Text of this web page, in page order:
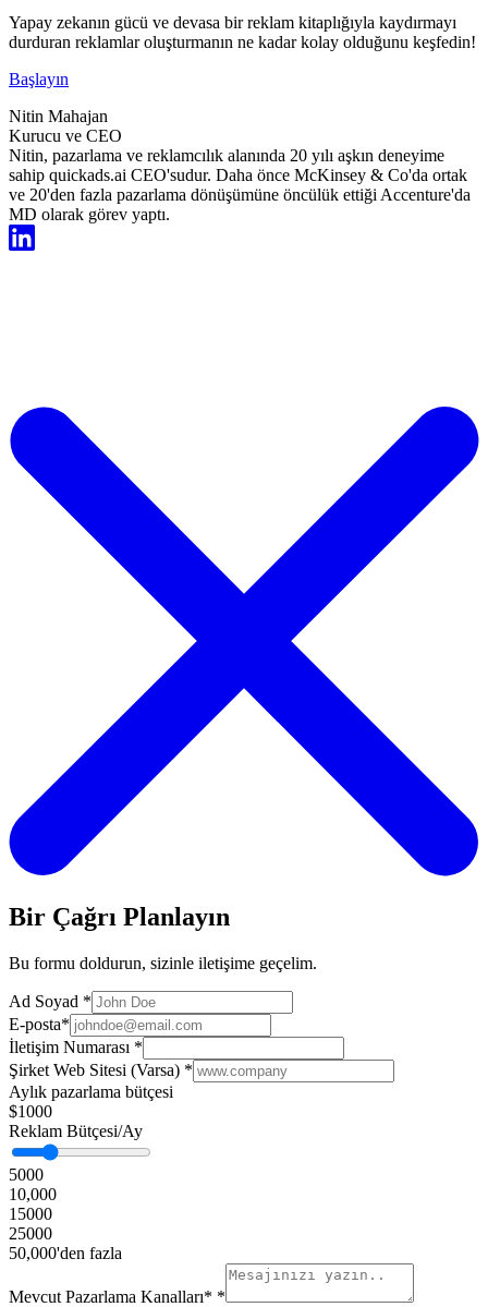
Yapay zekanın gücü ve devasa bir reklam kitaplığıyla kaydırmayı
durduran reklamlar oluşturmanın ne kadar kolay olduğunu keşfedin!
Başlayın
Nitin Mahajan
Kurucu ve CEO
Nitin, pazarlama ve reklamcılık alanında 20 yılı aşkın deneyime
sahip quickads.ai CEO'sudur. Daha önce McKinsey & Co'da ortak
ve 20'den fazla pazarlama dönüşümüne öncülük ettiği Accenture'da
MD olarak görev yaptı.
Bir Çağrı Planlayın
Bu formu doldurun, sizinle iletişime geçelim.
Ad Soyad *
E-posta*
İletişim Numarası *
Şirket Web Sitesi (Varsa) *
Aylık pazarlama bütçesi
$1000
Reklam Bütçesi/Ay
5000
10,000
15000
25000
50,000'den fazla
Mevcut Pazarlama Kanalları* *